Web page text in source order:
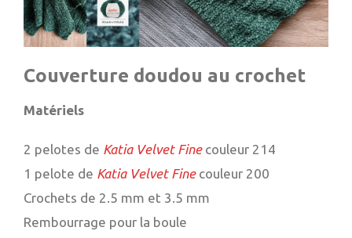
Couverture doudou au crochet
Matériels
2 pelotes de KatiaVelvet Finecouleur 214
1 pelote de Katia Velvet Finecouleur 200
Crochets de 2.5 mm et 3.5 mm
Rembourrage pour la boule